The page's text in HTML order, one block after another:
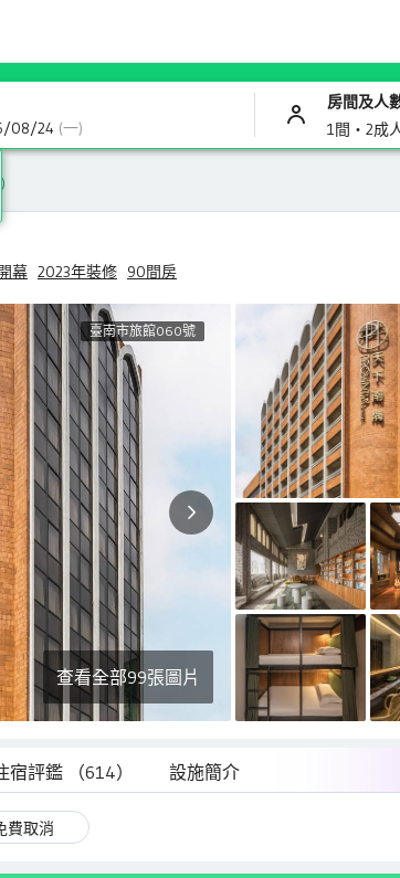
08/24 (一)
房間及人
1間・ 2成
幕 2023年裝修 90間房
臺南市旅館060號
查看全部99張圖片
非常的棒餐飲好吃、選擇多，
小吃⋯ 房間有貼心服務（準備
宿評鑑 （614） 設施簡介
費取消